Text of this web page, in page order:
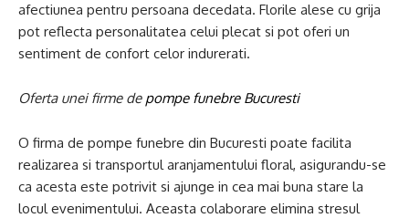
afectiunea pentru persoana decedata. Florile alese cu grija
pot reflecta personalitatea celui plecat si pot oferi un
sentiment de confort celor indurerati.
Oferta unei firme de pompe funebre Bucuresti
O firma de pompe funebre din Bucuresti poate facilita
realizarea si transportul aranjamentului floral, asigurandu-se
ca acesta este potrivit si ajunge in cea mai buna stare la
locul evenimentului. Aceasta colaborare elimina stresul